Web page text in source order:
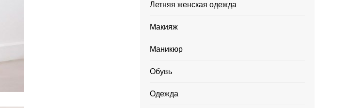
Летняя женская одежда
Макияж
Маникюр
Обувь
Одежда